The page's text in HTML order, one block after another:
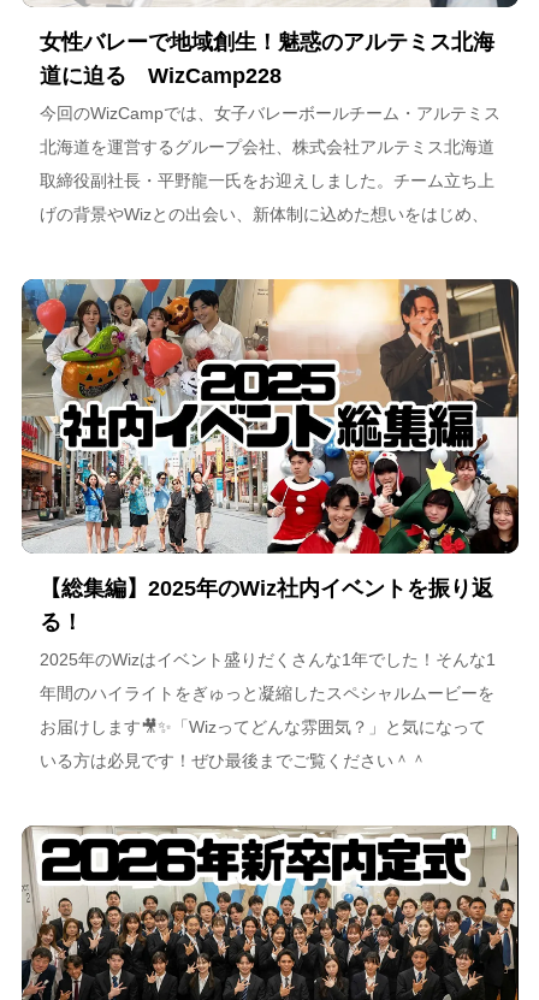
女性バレーで地域創生！魅惑のアルテミス北海
道に迫る WizCamp228
今回のWizCampでは、女子バレーボールチーム・アルテミス
北海道を運営するグループ会社、株式会社アルテミス北海道
取締役副社長・平野龍一氏をお迎えしました。チーム立ち上
げの背景やWizとの出会い、新体制に込めた想いをはじめ、
海道が描く今後のビジョンについて語っています。
【総集編】2025年のWiz社内イベントを振り返
る！
2025年のWizはイベント盛りだくさんな1年でした！そんな1
年間のハイライトをぎゅっと凝縮したスペシャルムービーを
お届けします🎥✨「Wizってどんな雰囲気？」と気になって
いる方は必見です！ぜひ最後までご覧ください＾＾